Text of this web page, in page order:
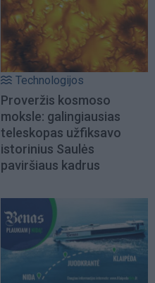
Technologijos
Proveržis kosmoso
moksle: galingiausias
teleskopas užfiksavo
istorinius Saulės
paviršiaus kadrus